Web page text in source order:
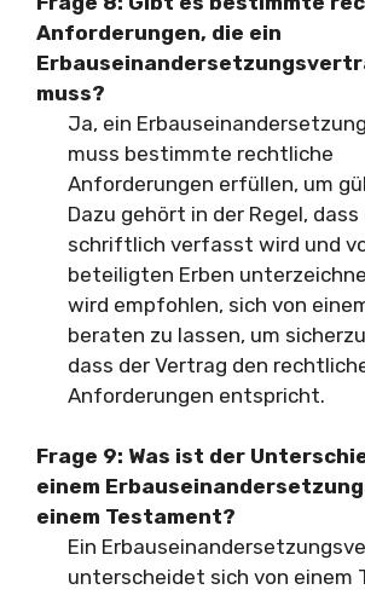
Anforderungen, die ein
muss?
Ja, ein
muss bestimmte rechtliche
Anforderungen erfüllen, um
Dazu gehört in der Regel,
schriftlich verfasst wird und
beteiligten Erben
wird empfohlen, sich von
beraten zu lassen, um
dass der Vertrag den
Anforderungen entspricht.
Frage 9: Was ist der
einem
einem Testament?
Ein
unterscheidet sich von einem